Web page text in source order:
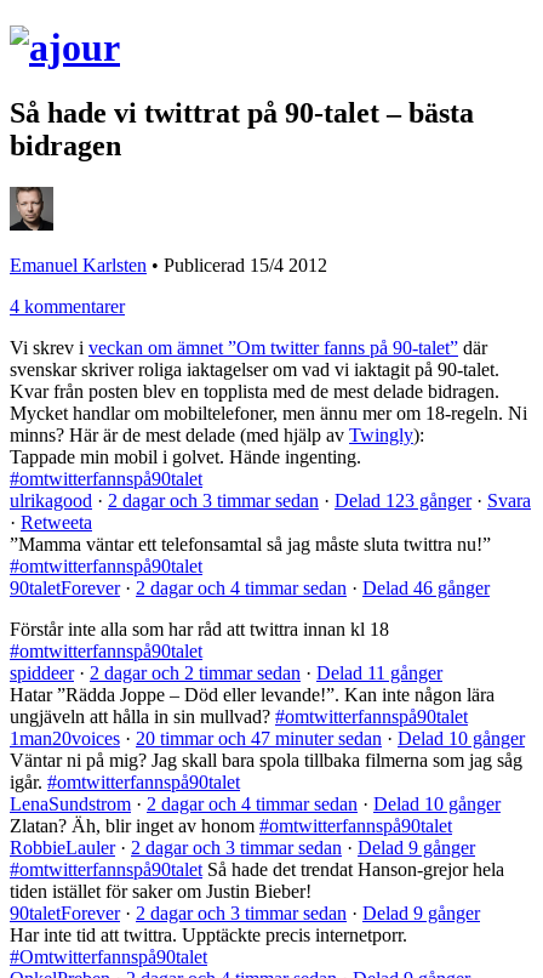
Så hade vi twittrat på 90-talet – bästa
bidragen
Emanuel Karlsten • Publicerad 15/4 2012
4 kommentarer
Vi skrev i veckan om ämnet ”Om twitter fanns på 90-talet” där
svenskar skriver roliga iaktagelser om vad vi iaktagit på 90-talet.
Kvar från posten blev en topplista med de mest delade bidragen.
Mycket handlar om mobiltelefoner, men ännu mer om 18-regeln. Ni
minns? Här är de mest delade (med hjälp av Twingly):
Tappade min mobil i golvet. Hände ingenting.
#omtwitterfannspå90talet
ulrikagood · 2 dagar och 3 timmar sedan · Delad 123 gånger· Svara
· Retweeta
”Mamma väntar ett telefonsamtal så jag måste sluta twittra nu!”
#omtwitterfannspå90talet
90taletForever· 2 dagar och 4 timmar sedan · Delad 46 gånger
Förstår inte alla som har råd att twittra innan kl 18
#omtwitterfannspå90talet
spiddeer· 2 dagar och 2 timmar sedan · Delad 11 gånger
Hatar ”Rädda Joppe – Död eller levande!”. Kan inte någon lära
ungjäveln att hålla in sin mullvad? #omtwitterfannspå90talet
1man20voices · 20 timmar och 47 minuter sedan · Delad 10 gånger
Väntar ni på mig? Jag skall bara spola tillbaka filmerna som jag såg
igår. #omtwitterfannspå90talet
LenaSundstrom · 2 dagar och 4 timmar sedan · Delad 10 gånger
Zlatan? Äh, blir inget av honom #omtwitterfannspå90talet
RobbieLauler· 2 dagar och 3 timmar sedan · Delad 9 gånger
#omtwitterfannspå90talet Så hade det trendat Hanson-grejor hela
tiden istället för saker om Justin Bieber!
90taletForever· 2 dagar och 3 timmar sedan · Delad 9 gånger
Har inte tid att twittra. Upptäckte precis internetporr.
#Omtwitterfannspå90talet